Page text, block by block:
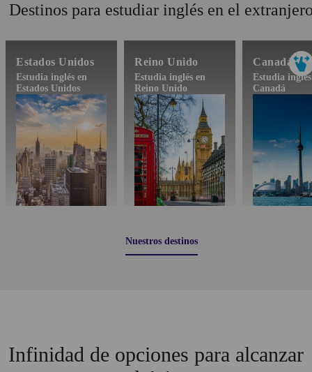
Destinos para estudiar inglés en el
Estados Unidos
Estudia inglés en
Estados Unidos
Reino Unido
Estudia inglés en
Reino Unido
Canadá
Estudia
Canadá
Nuestros destinos
Infinidad de opciones para alcanzar